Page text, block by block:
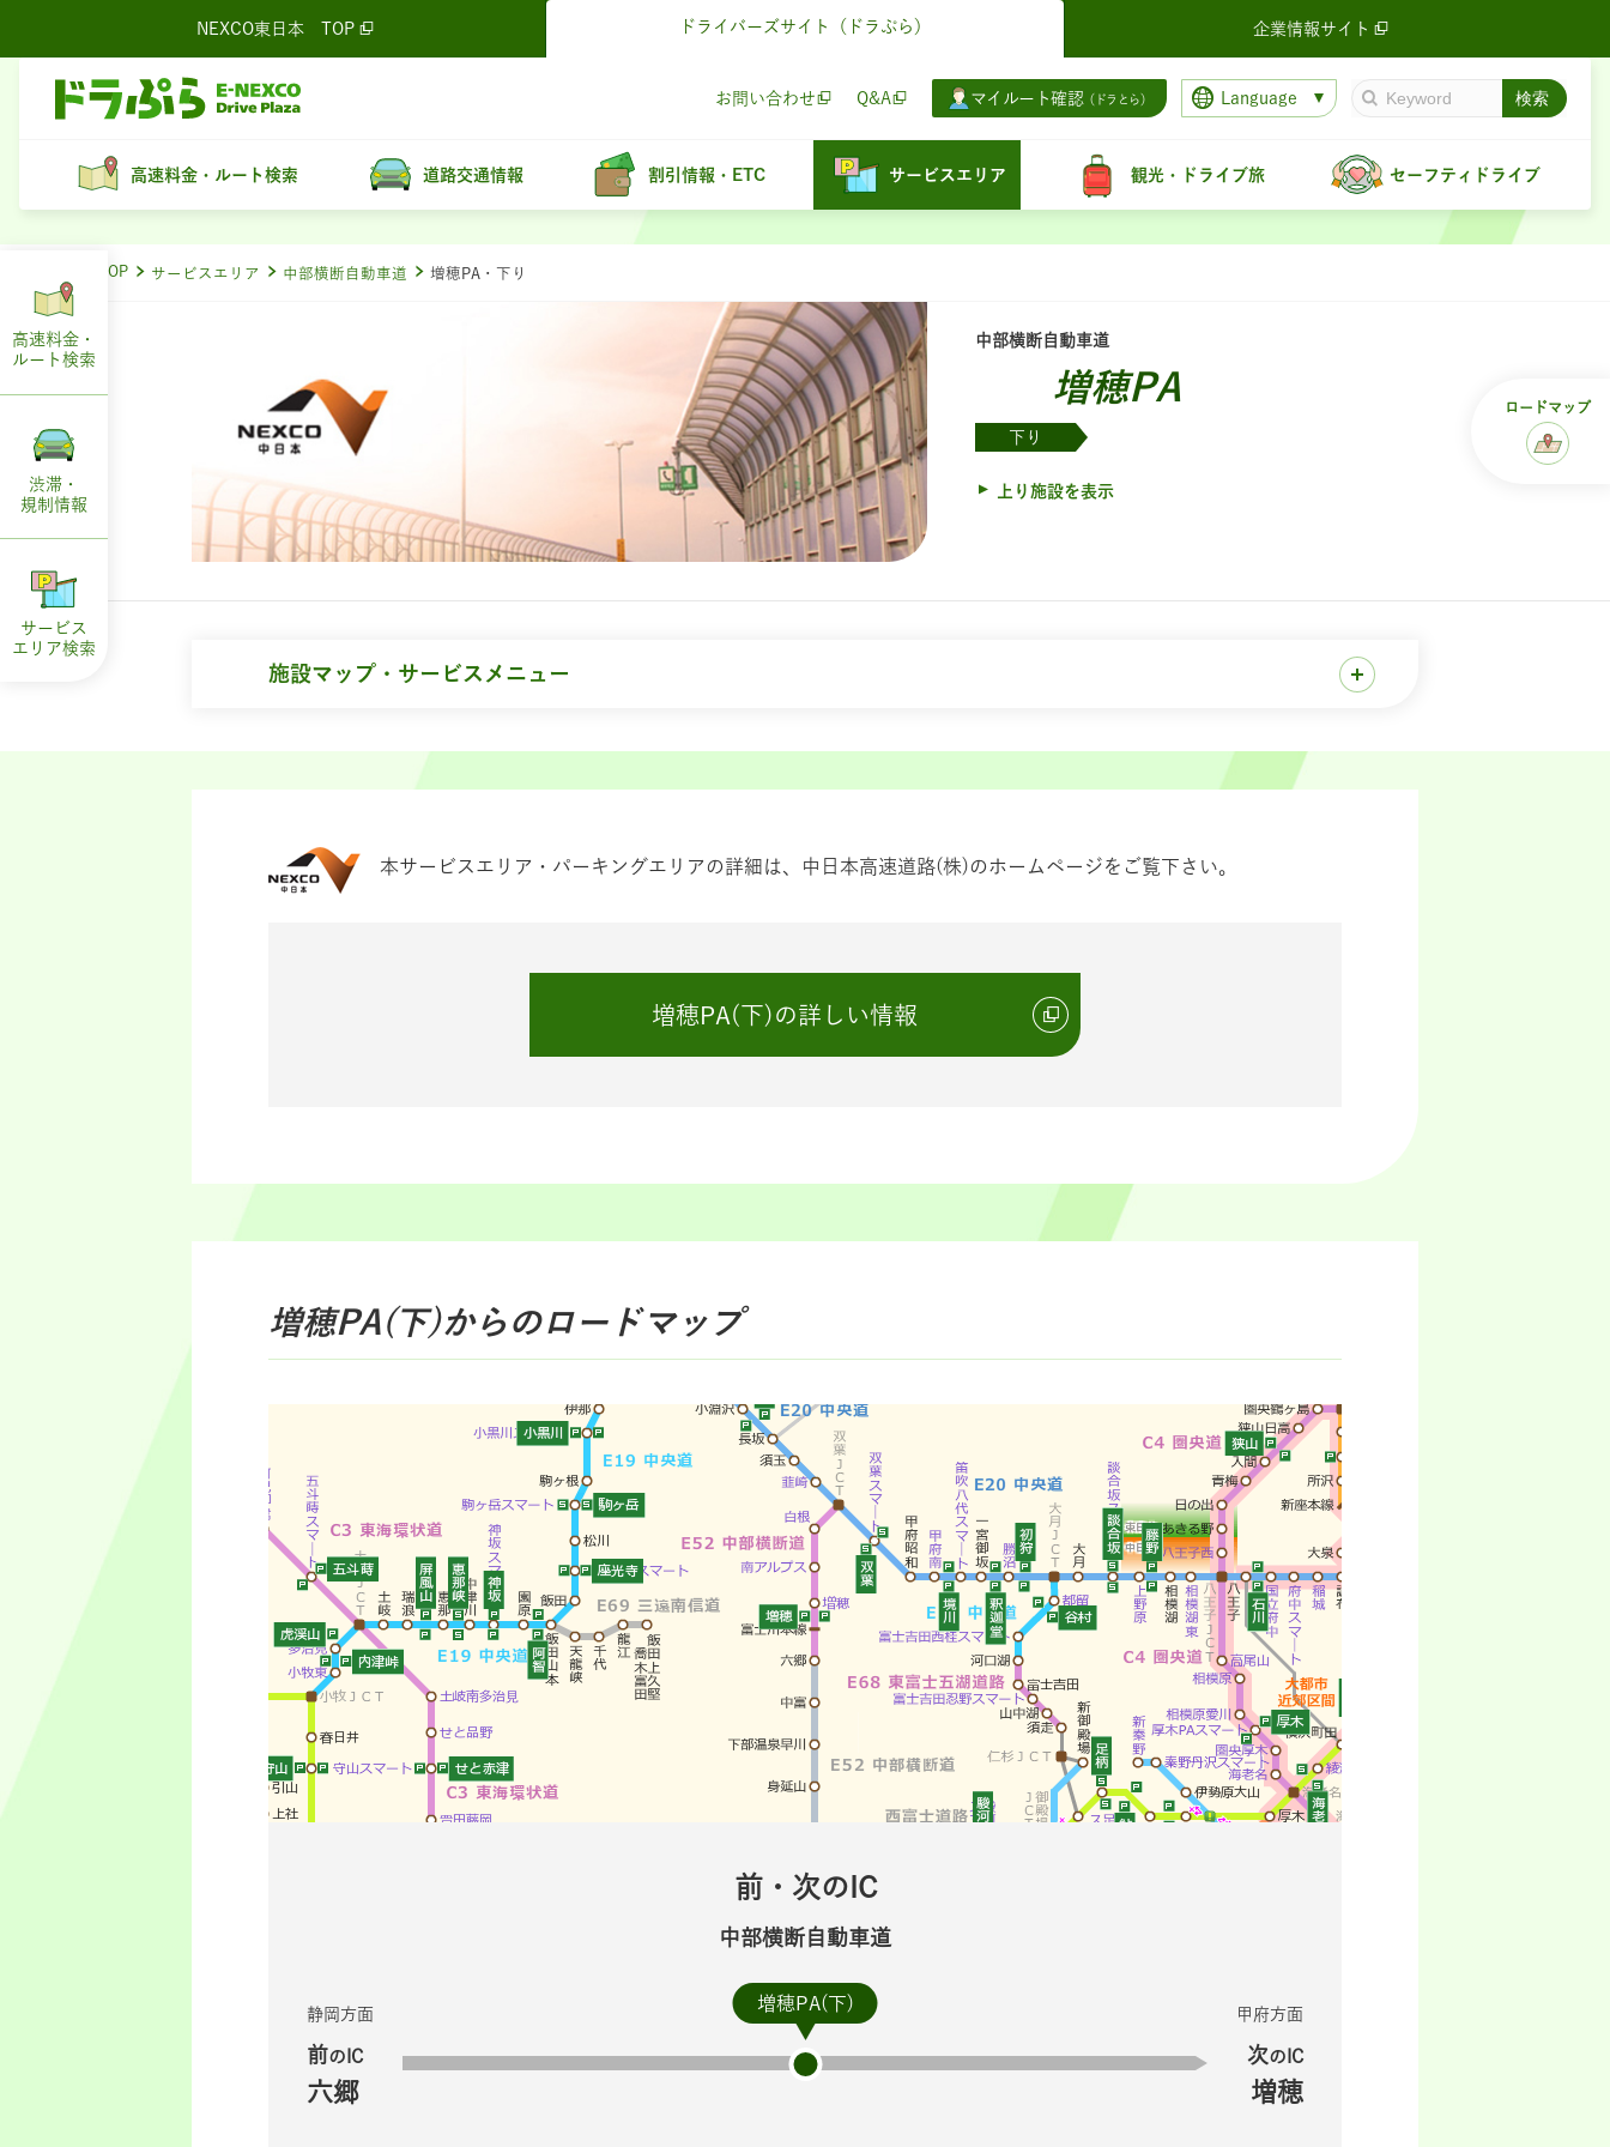
NEXCO東日本 TOP ドライバーズサイト （ドラぷら） 企業情報サイト
お問い合わせ Q&A マイルート確認 （ドラとら） Language
高速料金・ルート検索 道路交通情報 割引情報・ETC サービスエリア 観光・ドライブ旅 セーフティドライブ
ドラぷらTOP サービスエリア 中部横断自動車道 増穂PA・下り
中部横断自動車道
増穂PA
下り
上り施設を表示
施設マップ・サービスメニュー
本サービスエリア・パーキングエリアの詳細は、中日本高速道路(株)のホームページをご覧下さい。
増穂PA(下)の詳しい情報
増穂PA(下)からのロードマップ
前・次のIC
中部横断自動車道
増穂PA(下)
静岡方面
前のIC
六郷
甲府方面
次のIC
増穂
ロードマップ
高速料金・
ルート 検索
渋滞・
規制情報
サービス
エリア検索